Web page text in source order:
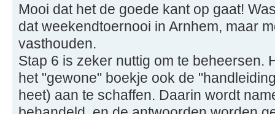
Mooi dat het de goede kant op gaat!
dat weekendtoernooi in Arnhem, maar
vasthouden.
Stap 6 is zeker nuttig om te beheersen.
het "gewone" boekje ook de
heet) aan te schaffen. Daarin wordt